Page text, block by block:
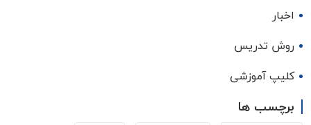
اخبار
روش تدریس
کلیپ آموزشی
برچسب ها